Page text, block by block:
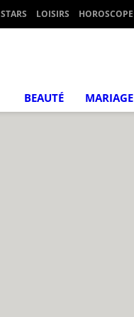
STARS LOISIRS HOROSCOPE
BEAUTÉ MARIAGE